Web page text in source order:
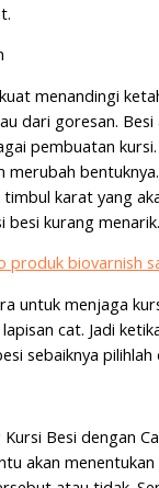
menandingi
dari goresan.
pembuatan
merubah
karat yang
besi kurang menarik.
untuk menjaga
cat. Jadi
sebaiknya pilihlah
akan menentukan